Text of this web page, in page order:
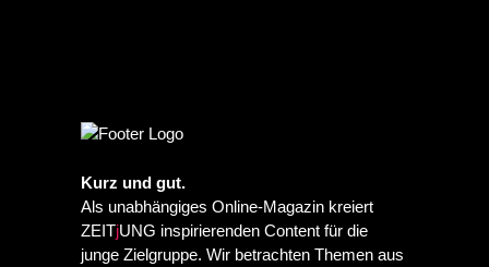
Kurz und gut.
Als unabhängiges Online-Magazin kreiert
ZEITjUNG inspirierenden Content für die
junge Zielgruppe. Wir betrachten Themen aus